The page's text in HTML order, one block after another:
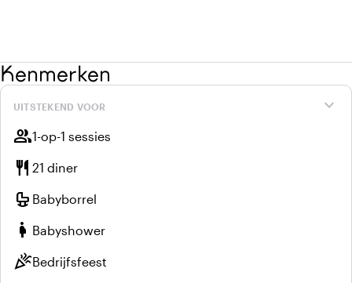
Kenmerken
expand_more
UITSTEKEND VOOR
group1-op-1 sessies
restaurant 21 diner
crib Babyborrel
pregnant_woman Babyshower
celebrationBedrijfsfeest